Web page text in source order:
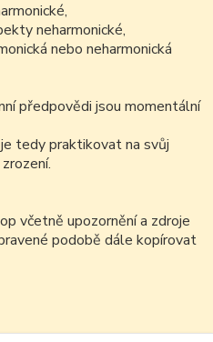
neharmonické,
nebo neharmonická
předpovědi jsou momentální
tedy praktikovat na svůj
včetně upozornění a zdroje
podobě dále kopírovat